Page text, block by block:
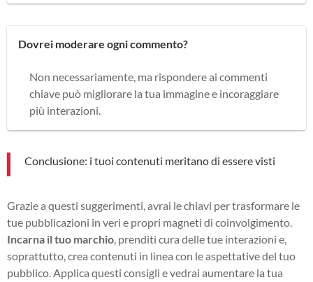
Dovrei moderare ogni commento?
Non necessariamente, ma rispondere ai commenti
chiave può migliorare la tua immagine e incoraggiare
più interazioni.
Conclusione: i tuoi contenuti meritano di essere visti
Grazie a questi suggerimenti, avrai le chiavi per trasformare le
tue pubblicazioni in veri e propri magneti di coinvolgimento.
Incarna il tuo marchio , prenditi cura delle tue interazioni e,
soprattutto, crea contenuti in linea con le aspettative del tuo
pubblico. Applica questi consigli e vedrai aumentare la tua